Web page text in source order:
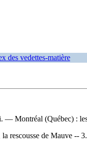
des vedettes-matière
— Montréal (Québec) :
rescousse de Mauve